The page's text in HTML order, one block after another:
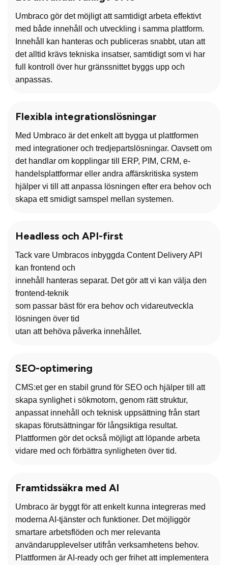
Umbraco gör det möjligt att samtidigt arbeta effektivt
med både innehåll och utveckling i samma plattform.
Innehåll kan hanteras och publiceras snabbt, utan att
det alltid krävs tekniska insatser, samtidigt som vi har
full kontroll över hur gränssnittet byggs upp och
anpassas.
Flexibla integrationslösningar
Med Umbraco är det enkelt att bygga ut plattformen
med integrationer och tredjepartslösningar. Oavsett om
det handlar om kopplingar till ERP, PIM, CRM, e-
handelsplattformar eller andra affärskritiska system
hjälper vi till att anpassa lösningen efter era behov och
skapa ett smidigt samspel mellan systemen.
Headless och API-first
Tack vare Umbracos inbyggda Content Delivery API
kan frontend och
innehåll hanteras separat. Det gör att vi kan välja den
frontend-teknik
som passar bäst för era behov och vidareutveckla
lösningen över tid
utan att behöva påverka innehållet.
SEO-optimering
CMS:et ger en stabil grund för SEO och hjälper till att
skapa synlighet i sökmotorn, genom rätt struktur,
anpassat innehåll och teknisk uppsättning från start
skapas förutsättningar för långsiktiga resultat.
Plattformen gör det också möjligt att löpande arbeta
vidare med och förbättra synligheten över tid.
Framtidssäkra med AI
Umbraco är byggt för att enkelt kunna integreras med
moderna AI-tjänster och funktioner. Det möjliggör
smartare arbetsflöden och mer relevanta
användarupplevelser utifrån verksamhetens behov.
Plattformen är AI-ready och ger frihet att implementera